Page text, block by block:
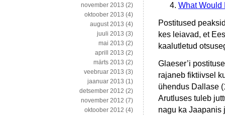
What Would
Postitused
kes leiavad, et
kaalutletud
Glaeser’i
rajaneb fiktiivsel
ühendus Dallase
Arutluses tuleb
nagu ka Jaapanis
november 2013 (2)
oktoober 2013 (4)
august 2013 (4)
juuli 2013 (3)
mai 2013 (2)
aprill 2013 (2)
märts 2013 (2)
veebruar 2013 (3)
jaanuar 2013 (1)
detsember 2012 (2)
november 2012 (7)
oktoober 2012 (4)